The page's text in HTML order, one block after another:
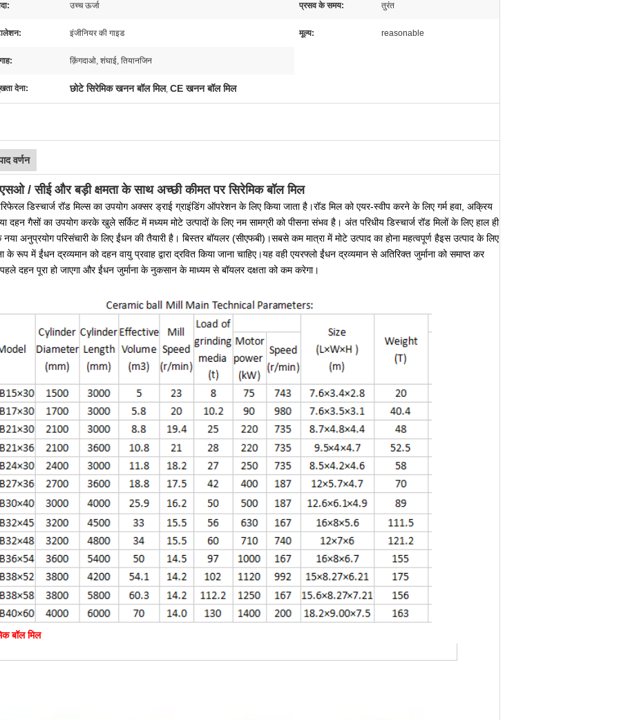
उच्च ऊर्जा प्रसव के समय: तुरंत
इंजीनियर की गाइड मूल्य: reasonable
क़िंगदाओ, शंघाई, तियानजिन
देना: छोटे सिरेमिक खनन बॉल मिल, CE खनन बॉल मिल
वर्णन
/ सीई और बड़ी क्षमता के साथ अच्छी कीमत पर सिरेमिक बॉल मिल
डिस्चार्ज रॉड मिल्स का उपयोग अक्सर ड्राई ग्राइंडिंग ऑपरेशन के लिए किया जाता है।रॉड मिल को एयर-स्वीप करने के लिए गर्म हवा, अक्रिय
दहन गैसों का उपयोग करके खुले सर्किट में मध्यम मोटे उत्पादों के लिए नम सामग्री को पीसना संभव है। अंत परिधीय डिस्चार्ज रॉड मिलों के लिए हाल ही
अनुप्रयोग परिसंचारी के लिए ईंधन की तैयारी है। बिस्तर बॉयलर (सीएफबी)।सबसे कम मात्रा में मोटे उत्पाद का होना महत्वपूर्ण हैइस उत्पाद के लिए
के रूप में ईंधन द्रव्यमान को दहन वायु प्रवाह द्वारा द्रवित किया जाना चाहिए।यह वही एयरफ्लो ईंधन द्रव्यमान से अतिरिक्त जुर्माना को समाप्त कर
दहन पूरा हो जाएगा और ईंधन जुर्माना के नुकसान के माध्यम से बॉयलर दक्षता को कम करेगा।
बॉल मिल